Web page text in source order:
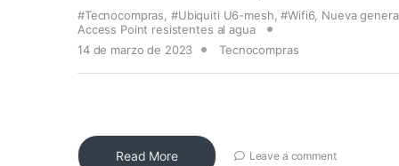
#Tecnocompras #Ubiquiti U6-mesh ,#Wifi6 Nueva
Access Point resistentes al agua
14 de marzo de 2023
Tecnocompras
Read More Leave a comment